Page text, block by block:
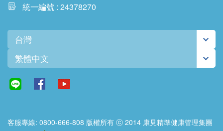
統一編號 : 24378270
台灣
繁體中文
客服專線: 0800-666-808 版權所有 ⓒ 2014 康見精準健康管理集團